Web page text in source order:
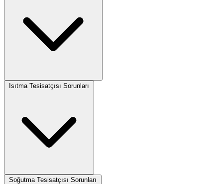
Isıtma Tesisatçısı Sorunları
Soğutma Tesisatçısı Sorunları